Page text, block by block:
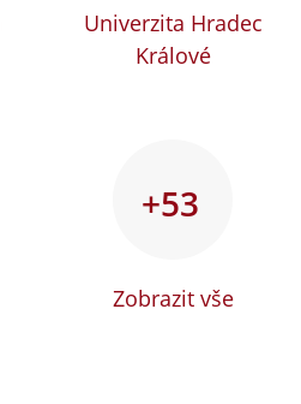
Univerzita Hradec
Králové
+53
Zobrazit vše